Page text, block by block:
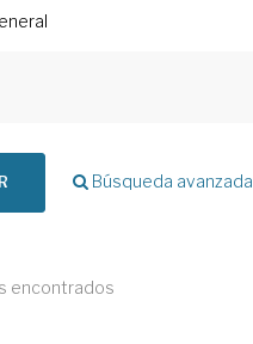
Búsqueda avanzada
encontrados